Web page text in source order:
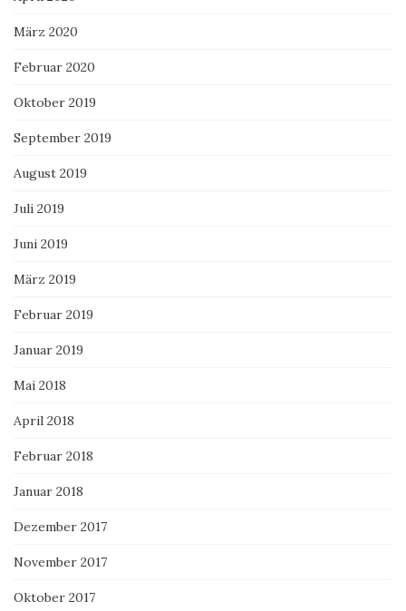
März 2020
Februar 2020
Oktober 2019
September 2019
August 2019
Juli 2019
Juni 2019
März 2019
Februar 2019
Januar 2019
Mai 2018
April 2018
Februar 2018
Januar 2018
Dezember 2017
November 2017
Oktober 2017